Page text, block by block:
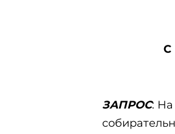
С
ЗАПРОС: